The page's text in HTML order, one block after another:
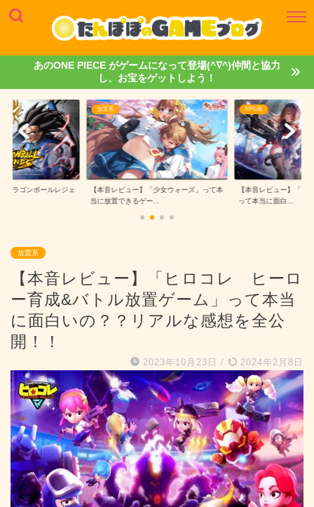
あのONE PIECE がゲームになって登場(^∇^)仲間と協力
し、お宝をゲットしよう！
少女ウォーズ」って本
RPG系
【本音レビュー】「勝利の女神：NIKKE」
って本当に面白...
ゲームレビュー
【本音レビュー】「
ークルーズ...
放置系
【本音レビュー】「ヒロコレ ヒーロ
ー育成&バトル放置ゲーム」って本当
に面白いの？？リアルな感想を全公
開！！
2023年10月23日 / 2024年2月8日